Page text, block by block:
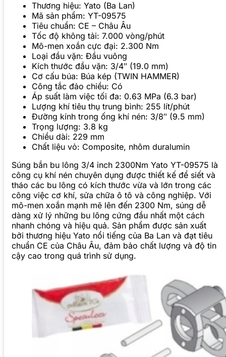
Thương hiệu: Yato (Ba Lan)
Mã sản phẩm: YT-09575
Tiêu chuẩn: CE – Châu Âu
Tốc độ không tải: 7.000 vòng/phút
Mô-men xoắn cực đại: 2.300 Nm
Loại đầu vặn: Đầu vuông
Kích thước đầu vặn: 3/4″ (19.0 mm)
Cơ cấu búa: Búa kép (TWIN HAMMER)
Công tắc đảo chiều: Có
Áp suất làm việc tối đa: 0.63 MPa (6.3 bar)
Lượng khí tiêu thụ trung bình: 255 lít/phút
Đường kính trong ống khí nén: 3/8″ (9.5 mm)
Trọng lượng: 3.8 kg
Chiều dài: 229 mm
Chất liệu vỏ: Composite, nhôm duralumin
Súng bắn bu lông 3/4 inch 2300Nm Yato YT-09575 là
công cụ khí nén chuyên dụng được thiết kế để siết và
tháo các bu lông có kích thước vừa và lớn trong các
công việc cơ khí, sửa chữa ô tô và công nghiệp. Với
mô-men xoắn mạnh mẽ lên đến 2300 Nm, súng dễ
dàng xử lý những bu lông cứng đầu nhất một cách
nhanh chóng và hiệu quả. Sản phẩm được sản xuất
bởi thương hiệu Yato nổi tiếng của Ba Lan và đạt tiêu
chuẩn CE của Châu Âu, đảm bảo chất lượng và độ tin
cậy cao trong quá trình sử dụng.